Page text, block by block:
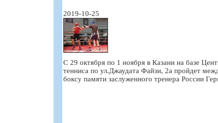
2019-10-25
С 29 октября по 1 ноября в Казани на базе
тенниса по ул.Джаудата Файзи, 2а пройдет
боксу памяти заслуженного тренера России